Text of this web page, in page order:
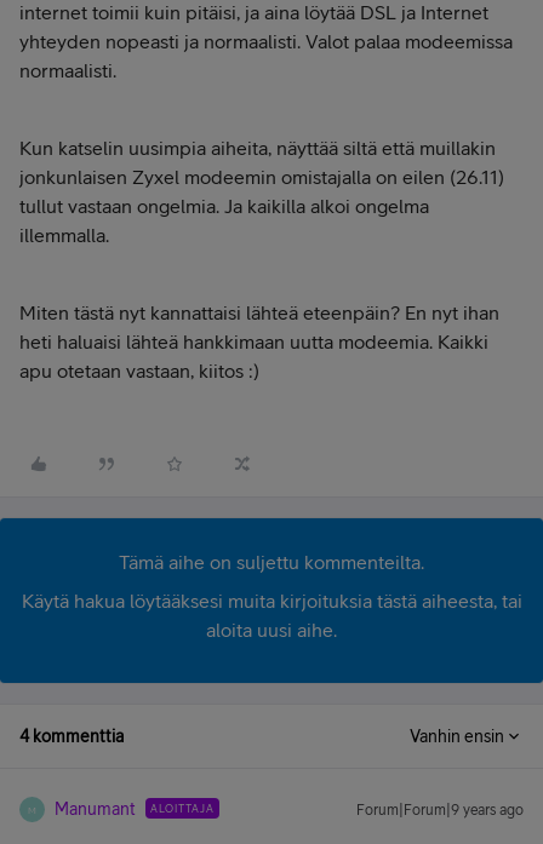
internet toimii kuin pitäisi, ja aina löytää DSL ja Internet
yhteyden nopeasti ja normaalisti. Valot palaa modeemissa
normaalisti.
Kun katselin uusimpia aiheita, näyttää siltä että muillakin
jonkunlaisen Zyxel modeemin omistajalla on eilen (26.11)
tullut vastaan ongelmia. Ja kaikilla alkoi ongelma
illemmalla.
Miten tästä nyt kannattaisi lähteä eteenpäin? En nyt ihan
heti haluaisi lähteä hankkimaan uutta modeemia. Kaikki
apu otetaan vastaan, kiitos :)
Tämä aihe on suljettu kommenteilta.
Käytä hakua löytääksesi muita kirjoituksia tästä aiheesta, tai
aloita uusi aihe.
4 kommenttia Vanhin ensin
M Manumant ALOITTAJA Forum|Forum|9 years ago